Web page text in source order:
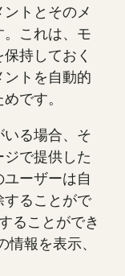
トとそのメ
これは、モ
持しておく
トを自動的
です。
る場合、そ
で提供した
ーザーは自
ることがで
ることができ
報を表示、